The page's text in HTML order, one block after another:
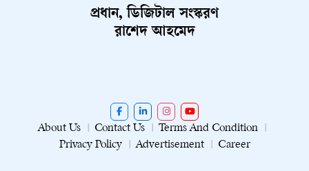
প্রধান, ডিজিটাল সংস্করণ
রাশেদ আহমেদ
About Us Contact Us
Terms And Condition
Privacy Policy
Advertisement Career